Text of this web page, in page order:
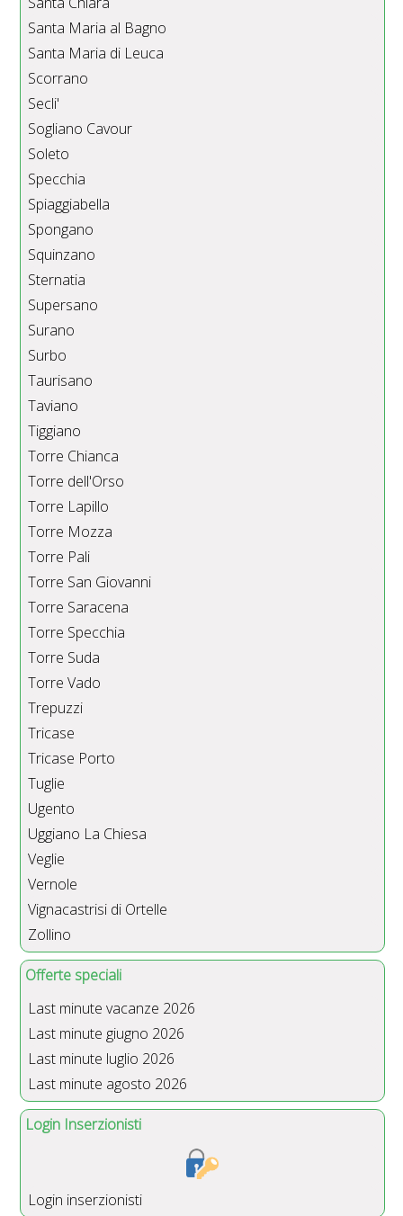
Santa Maria al Bagno
Santa Maria di Leuca
Scorrano
Secli'
Sogliano Cavour
Soleto
Specchia
Spiaggiabella
Spongano
Squinzano
Sternatia
Supersano
Surano
Surbo
Taurisano
Taviano
Tiggiano
Torre Chianca
Torre dell'Orso
Torre Lapillo
Torre Mozza
Torre Pali
Torre San Giovanni
Torre Saracena
Torre Specchia
Torre Suda
Torre Vado
Trepuzzi
Tricase
Tricase Porto
Tuglie
Ugento
Uggiano La Chiesa
Veglie
Vernole
Vignacastrisi di Ortelle
Zollino
Offerte speciali
Last minute vacanze 2026
Last minute giugno 2026
Last minute luglio 2026
Last minute agosto 2026
Login Inserzionisti
Login inserzionisti